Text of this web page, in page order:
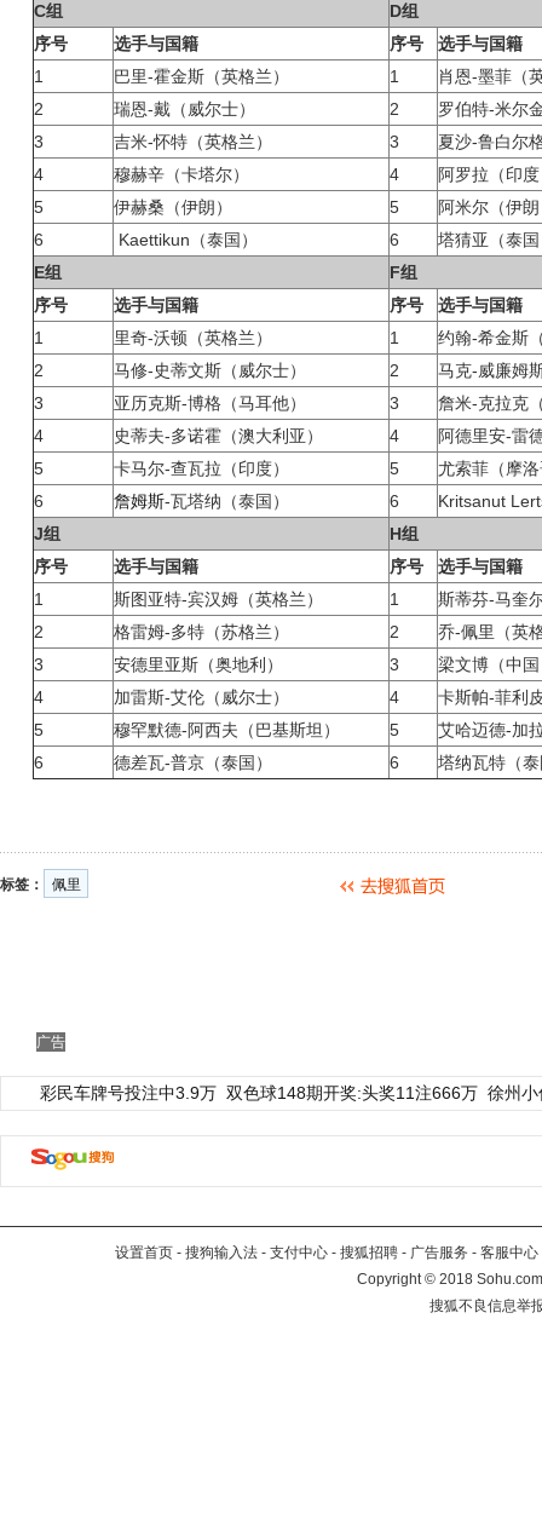
C组
D组
序号
选手与国籍 序号
选手与国籍
1
巴里-霍金斯（英格兰） 1
肖恩-墨菲（
2
瑞恩-戴（威尔士） 2
罗伯特-米尔
3
吉米-怀特（英格兰） 3
夏沙-鲁白尔
4
穆赫辛（卡塔尔） 4
阿罗拉（印
5
伊赫桑（伊朗） 5
阿米尔（伊
6
Kaettikun（泰国） 6
塔猜亚（泰
E组
F组
序号
选手与国籍 序号
选手与国籍
1
里奇-沃顿（英格兰） 1
约翰-希金斯
2
马修-史蒂文斯（威尔士） 2
马克-威廉姆
3
亚历克斯-博格（马耳他） 3
詹米-克拉克
4
史蒂夫-多诺霍（澳大利亚） 4
阿德里安-雷
5
卡马尔-查瓦拉（印度） 5
尤索菲（摩
6
詹姆斯-瓦塔纳（泰国） 6
Kritsanut
J组
H组
序号
选手与国籍 序号
选手与国籍
1
斯图亚特-宾汉姆（英格兰） 1
斯蒂芬-马奎
2
格雷姆-多特（苏格兰） 2
乔-佩里（英
3
安德里亚斯（奥地利） 3
梁文博（中
4
加雷斯-艾伦（威尔士） 4
卡斯帕-菲利
5
穆罕默德-阿西夫（巴基斯坦） 5
艾哈迈德-加
6
德差瓦-普京（泰国） 6 塔纳瓦特（
标签： 佩里
广告
彩民车牌号投注中3.9万 双色球148期开奖:头奖11注666万 徐州
设置首页 - 搜狗输入法 - 支付中心 - 搜狐招聘 - 广告服务 - 客服中心
Copyright©2018
搜狐不良信息举